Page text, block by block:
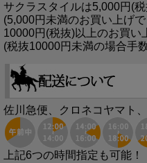
サクラスタイルは5,000円(
(5,000円未満のお買い上げ
10000円(税抜)以上のお買い
(税抜10000円未満の場合手
佐川急便、クロネコヤマト
上記6つの時間指定も可能！